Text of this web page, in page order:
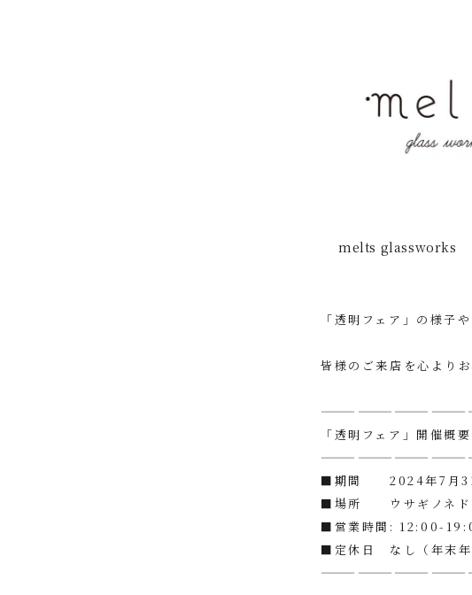
melts glassworks
「透明フェア」の様子
皆様のご来店を心より
「透明フェア」開催概要
■期間 2024年7月31
■場所 ウサギノネド
■営業時間: 12:00-
■定休日 なし（年末年